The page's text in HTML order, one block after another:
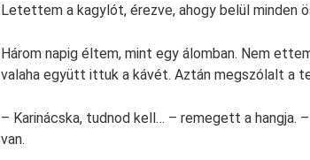
Letettem a kagylót, érezve, ahogy belül minden
Három napig éltem, mint egy álomban. Nem
valaha együtt ittuk a kávét. Aztán megszólalt a
– Karinácska, tudnod kell… – remegett a hangja.
van.